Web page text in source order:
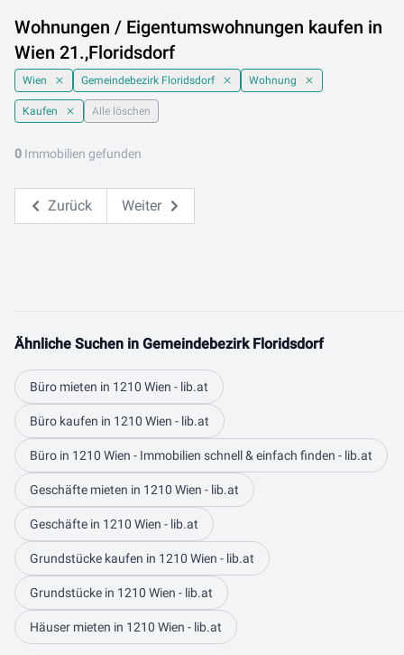
Wohnungen / Eigentumswohnungen kaufen in
Wien 21.,Floridsdorf
Wien Gemeindebezirk Floridsdorf Wohnung
Kaufen Alle löschen
0 Immobilien gefunden
Zurück Weiter
Ähnliche Suchen in Gemeindebezirk Floridsdorf
Büro mieten in 1210 Wien - lib.at
Büro kaufen in 1210 Wien - lib.at
Büro in 1210 Wien - Immobilien schnell & einfach finden - lib.at
Geschäfte mieten in 1210 Wien - lib.at
Geschäfte in 1210 Wien - lib.at
Grundstücke kaufen in 1210 Wien - lib.at
Grundstücke in 1210 Wien - lib.at
Häuser mieten in 1210 Wien - lib.at